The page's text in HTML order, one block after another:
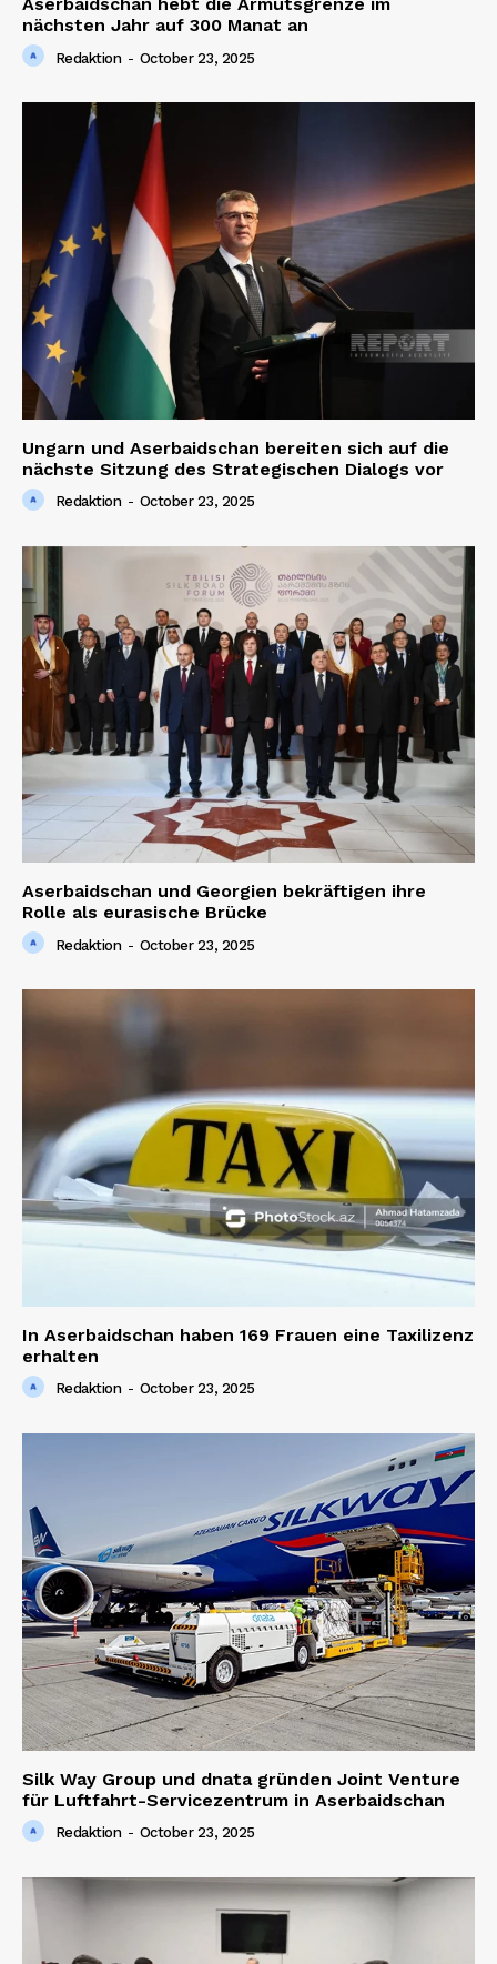
nächsten Jahr auf 300 Manat an
Redaktion - October 23, 2025
Ungarn und Aserbaidschan bereiten sich auf die
nächste Sitzung des Strategischen Dialogs vor
Redaktion - October 23, 2025
Aserbaidschan und Georgien bekräftigen ihre
Rolle als eurasische Brücke
Redaktion - October 23, 2025
In Aserbaidschan haben 169 Frauen eine Taxilizenz
erhalten
Redaktion - October 23, 2025
Silk Way Group und dnata gründen Joint Venture
für Luftfahrt-Servicezentrum in Aserbaidschan
Redaktion - October 23, 2025